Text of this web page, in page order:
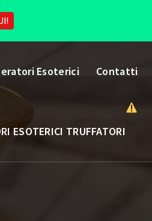
Esoterici Contatti
ESOTERICI TRUFFATORI